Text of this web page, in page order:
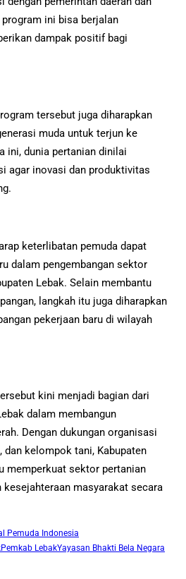
ini bisa berjalan
dampak positif bagi
tersebut juga diharapkan
muda untuk terjun ke
ini, dunia pertanian dinilai
agar inovasi dan produktivitas
keterlibatan pemuda dapat
dalam pengembangan sektor
Lebak. Selain membantu
langkah itu juga diharapkan
pekerjaan baru di wilayah
kini menjadi bagian dari
dalam membangun
Dengan dukungan organisasi
dan kelompok tani, Kabupaten
memperkuat sektor pertanian
masyarakat secara
Pemuda Indonesia
Pemkab LebakYayasan Bhakti Bela Negara